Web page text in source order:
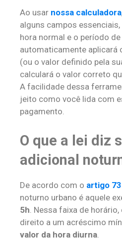
Ao usar nossa calculadora
alguns campos
hora normal e o período
automaticamente aplicará
(ou o valor definido pela
calculará o valor correto
A facilidade dessa
jeito como você lida com
pagamento.
O que a lei diz
adicional
De acordo com o artigo 73
noturno urbano é aquele
5h . Nessa faixa de
direito a um acréscimo
valor da hora diurna